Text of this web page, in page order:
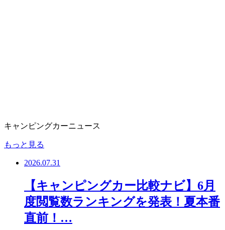
キャンピングカーニュース
もっと見る
2026.07.31
【キャンピングカー比較ナビ】6月
度閲覧数ランキングを発表！夏本番
直前！…